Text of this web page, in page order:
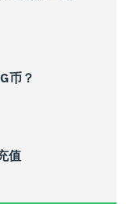
币？
值